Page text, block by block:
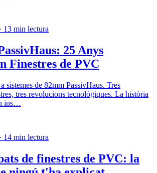
· 13 min lectura
25 Anys
Finestres de PVC
sistemes de 82mm PassivHaus. Tres
tres revolucions tecnològiques. La història
ins…
· 14 min lectura
de finestres de PVC: la